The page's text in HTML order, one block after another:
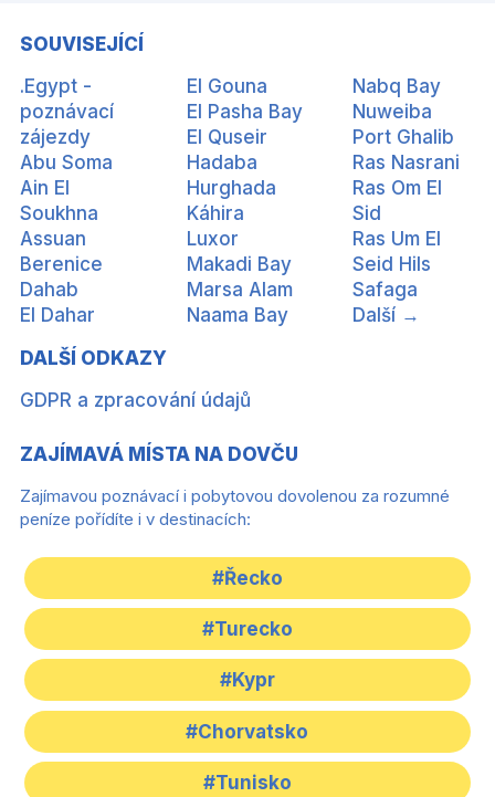
SOUVISEJÍCÍ
.Egypt -
poznávací
zájezdy
Abu Soma
Ain El
Soukhna
Assuan
Berenice
Dahab
El Dahar
El Gouna
El Pasha Bay
El Quseir
Hadaba
Hurghada
Káhira
Luxor
Makadi Bay
Marsa Alam
Naama Bay
Nabq Bay
Nuweiba
Port Ghalib
Ras Nasrani
Ras Om El
Sid
Ras Um El
Seid Hils
Safaga
Další →
DALŠÍ ODKAZY
GDPR a zpracování údajů
ZAJÍMAVÁ MÍSTA NA DOVČU
Zajímavou poznávací i pobytovou dovolenou za rozumné
peníze pořídíte i v destinacích:
#Řecko
#Turecko
#Kypr
#Chorvatsko
#Tunisko